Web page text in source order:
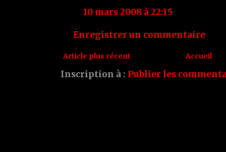
10 mars 2008 à 22:15
Enregistrer un commentaire
Article plus récent Accueil
Inscription à : Publier les